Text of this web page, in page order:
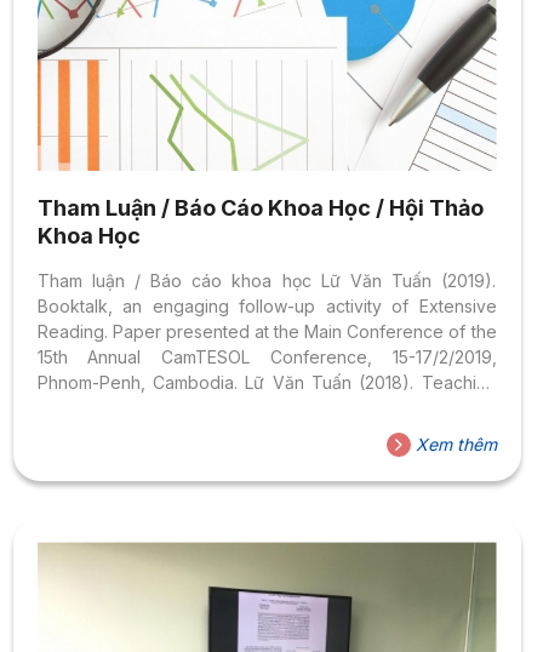
Tham Luận / Báo Cáo Khoa Học / Hội Thảo
Khoa Học
Tham luận / Báo cáo khoa học Lữ Văn Tuấn (2019).
Booktalk, an engaging follow-up activity of Extensive
Reading. Paper presented at the Main Conference of the
15th Annual CamTESOL Conference, 15-17/2/2019,
Phnom-Penh, Cambodia. Lữ Văn Tuấn (2018). Teaching
Paper presented at the Research Symposium of the 14th
Annual CamTESOL Conference, 09-11/2/2018, Phnom-
Penh, Cambodia. Denis-Delacour Christopher (2017).
City/Vietnam. Denis-Delacour Christopher (2017). Great
Expectations and Higher Education in Vietnam/Cultural
understanding of Vietnamese students’ needs. WACE...
Xem thêm